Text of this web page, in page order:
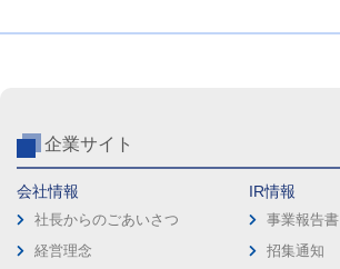
企業サイト
会社情報
社長からのごあいさつ
経営理念
IR情報
事業報告書
招集通知